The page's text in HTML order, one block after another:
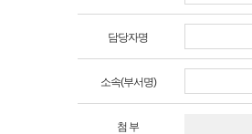
담당자명
소속(부서명)
첨 부